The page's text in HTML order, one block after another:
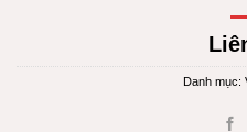
Danh mục: